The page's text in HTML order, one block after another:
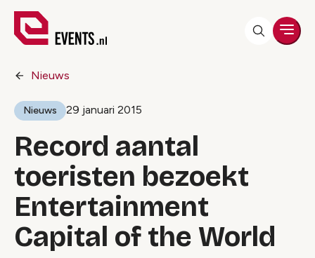
Nieuws
Nieuws 29 januari 2015
Record aantal
toeristen bezoekt
Entertainment
Capital of the World